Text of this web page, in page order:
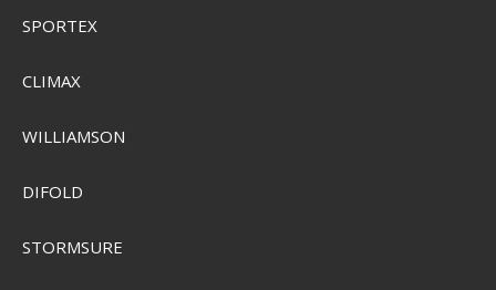
Handelsbetingelser
Konkurrence Betingelser
SPORTEX
CLIMAX
WILLIAMSON
DIFOLD
STORMSURE